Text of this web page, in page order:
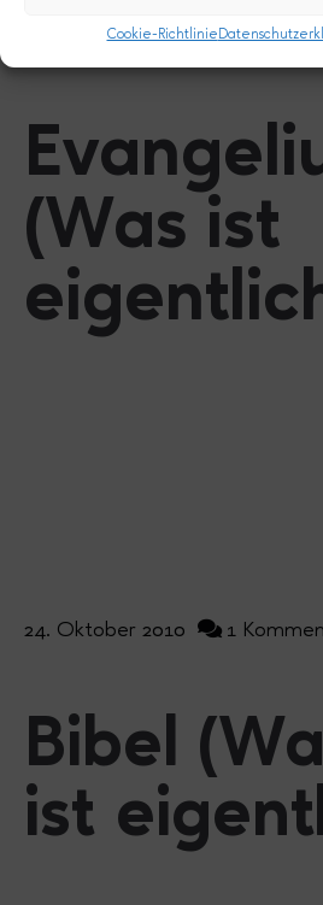
Cookie-Richtlinie
(Was ist
24. Oktober 2010 1
Bibel
ist